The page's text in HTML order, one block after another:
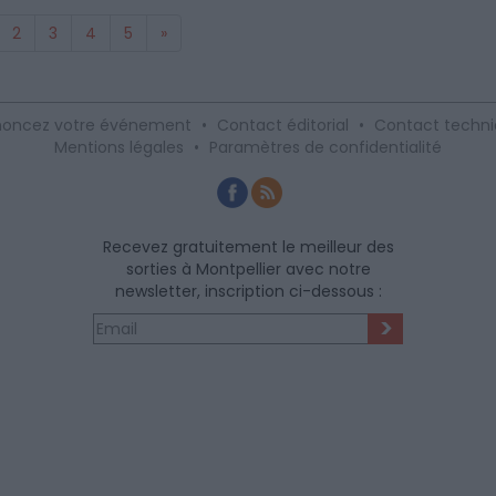
2 3 4 5 »
votre événement • Contact éditorial • Contact
Mentions légales • Paramètres de confidentialité
Recevez gratuitement le meilleur des
sorties à Montpellier avec notre
newsletter, inscription ci-dessous :
>